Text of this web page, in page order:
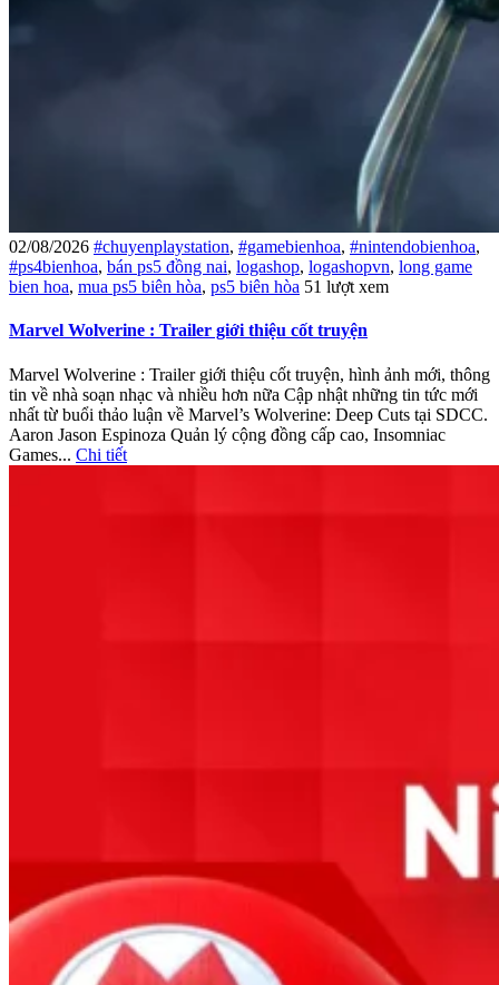
02/08/2026 #chuyenplaystation, #gamebienhoa, #nintendobienhoa,
#ps4bienhoa, bán ps5 đồng nai, logashop, logashopvn, long game
bien hoa, mua ps5 biên hòa, ps5 biên hòa 51 lượt xem
Marvel Wolverine : Trailer giới thiệu cốt truyện
Marvel Wolverine : Trailer giới thiệu cốt truyện, hình ảnh mới, thông
tin về nhà soạn nhạc và nhiều hơn nữa Cập nhật những tin tức mới
nhất từ ​​buổi thảo luận về Marvel’s Wolverine: Deep Cuts tại SDCC.
Aaron Jason Espinoza Quản lý cộng đồng cấp cao, Insomniac
Games... Chi tiết